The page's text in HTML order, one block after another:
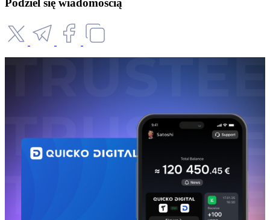
Podziel się wiadomością